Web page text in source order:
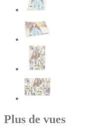
Plus de vues